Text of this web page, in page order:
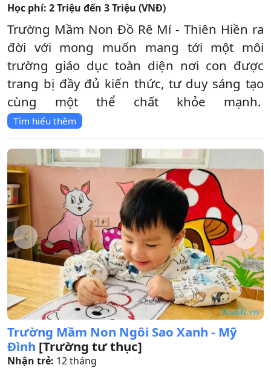
Học phí: 2 Triệu đến 3 Triệu (VNĐ)
Trường Mầm Non Đồ Rê Mí - Thiên Hiền ra
đời với mong muốn mang tới một môi
trường giáo dục toàn diện nơi con được
trang bị đầy đủ kiến thức, tư duy sáng tạo
cùng một thể chất khỏe mạnh.
Tìm hiểu thêm
Trường Mầm Non Ngôi Sao Xanh - Mỹ
Đình [Trường tư thục]
Nhận trẻ: 12 tháng